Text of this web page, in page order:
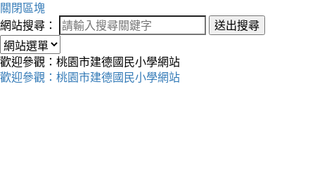
關閉區塊
網站搜尋：
送出搜尋
歡迎參觀：桃園市建德國民小學網站
歡迎參觀：桃園市建德國民小學網站